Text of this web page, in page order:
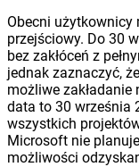
Obecni użytkownicy
przejściowy. Do 30
bez zakłóceń z
jednak zaznaczyć,
możliwe
data to 30 września
wszystkich
Microsoft nie
możliwości